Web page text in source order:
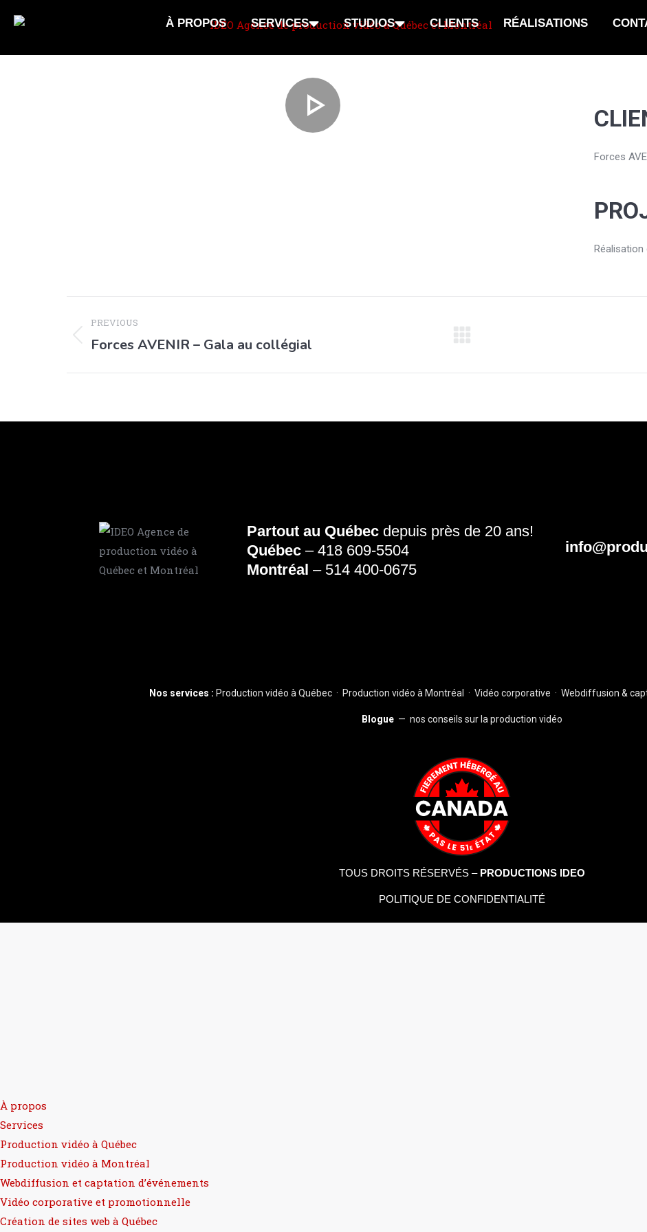
À PROPOS SERVICES STUDIOS CLIENTS RÉALISATIONS
Forces
PREVIOUS
Forces AVENIR – Gala au collégial
Partout au Québec depuis près de 20 ans!
Québec –418 609-5504
Montréal – 514 400-0675
Nos services : Production vidéo à Québec · Production vidéo à Montréal · Vidéo corporative · Webdiffusion &
Blogue — nos conseils sur la production vidéo
TOUS DROITS RÉSERVÉS – PRODUCTIONS IDEO
POLITIQUE DE CONFIDENTIALITÉ
À propos
Services
Production vidéo à Québec
Production vidéo à Montréal
Webdiffusion et captation d’événements
Vidéo corporative et promotionnelle
Création de sites web à Québec